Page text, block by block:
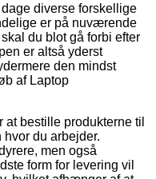
diverse forskellige
er på nuværende
du blot gå forbi efter
er altså yderst
den mindst
af Laptop
bestille produkterne til
du arbejder.
men også
form for levering vil